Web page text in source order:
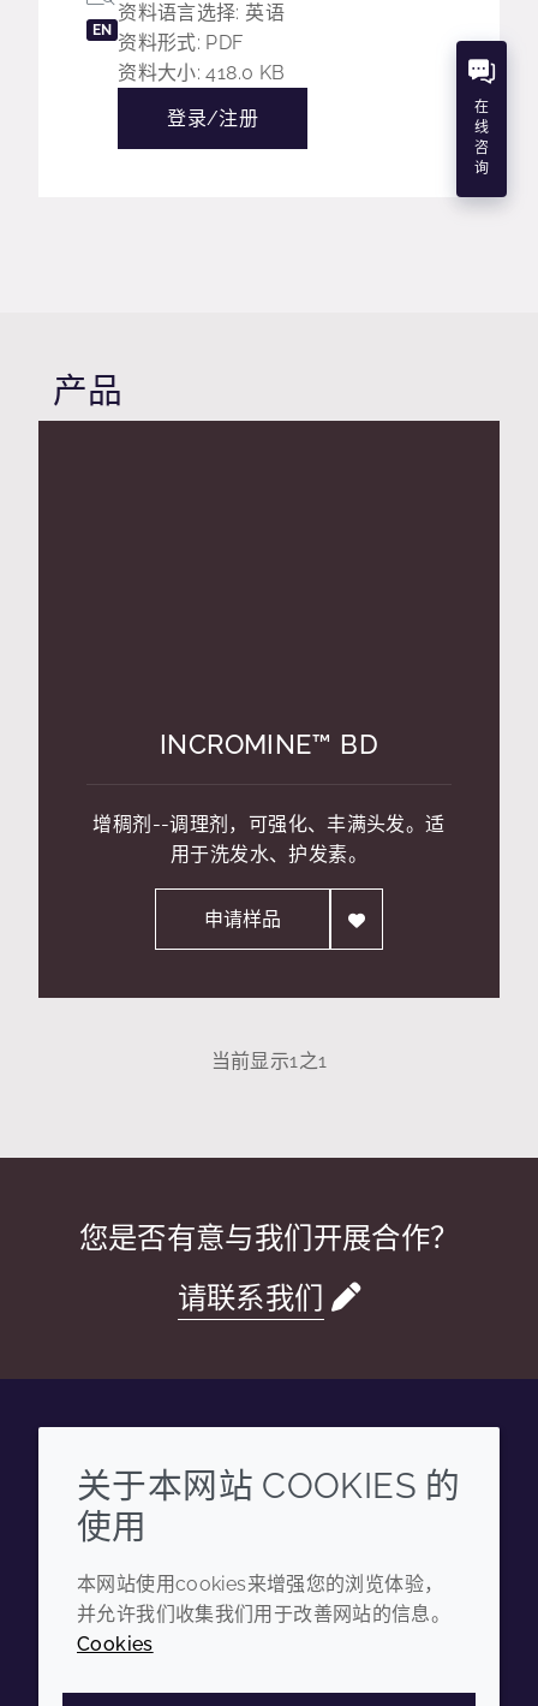
EN
资料语言选择: 英语
资料形式: PDF
资料大小: 418.0 KB
登录/注册
产品
INCROMINE™ BD
增稠剂--调理剂，可强化、丰满头发。适
用于洗发水、护发素。
申请样品
当前显示1之1
您是否有意与我们开展合作？
请联系我们
WechatYouku Zhihu Tiktok
企业
年度报告
可持续发展报告
条款和条件
隐私政策
关于本网站 COOKIES 的
使用
本网站使用cookies来增强您的浏览体验，
并允许我们收集我们用于改善网站的信息。
Cookies
在
线
咨
询